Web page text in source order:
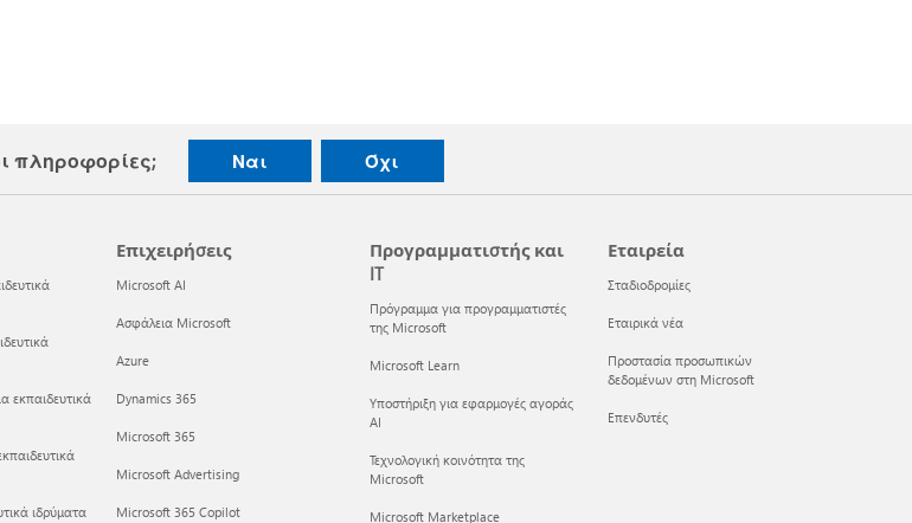
πληροφορίες; Ναι Όχι
εκπαιδευτικά
ιδρύματα
Επιχειρήσεις
Microsoft AI
Ασφάλεια Microsoft
Azure
Dynamics 365
Microsoft 365
Microsoft Advertising
Microsoft 365 Copilot
Προγραμματιστής και
IT
Πρόγραμμα για προγραμματιστές
της Microsoft
Microsoft Learn
Υποστήριξη για εφαρμογές αγοράς
AI
Τεχνολογική κοινότητα της
Microsoft
Microsoft Marketplace
Εταιρεία
Σταδιοδρομίες
Εταιρικά νέα
Προστασία προσωπικών
δεδομένων στη Microsoft
Επενδυτές